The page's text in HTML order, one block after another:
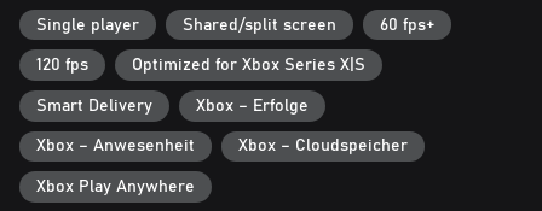
Single player Shared/split screen 60 fps+
120 fps Optimized for Xbox Series X|S
Smart Delivery Xbox – Erfolge
Xbox – Anwesenheit Xbox – Cloudspeicher
Xbox Play Anywhere